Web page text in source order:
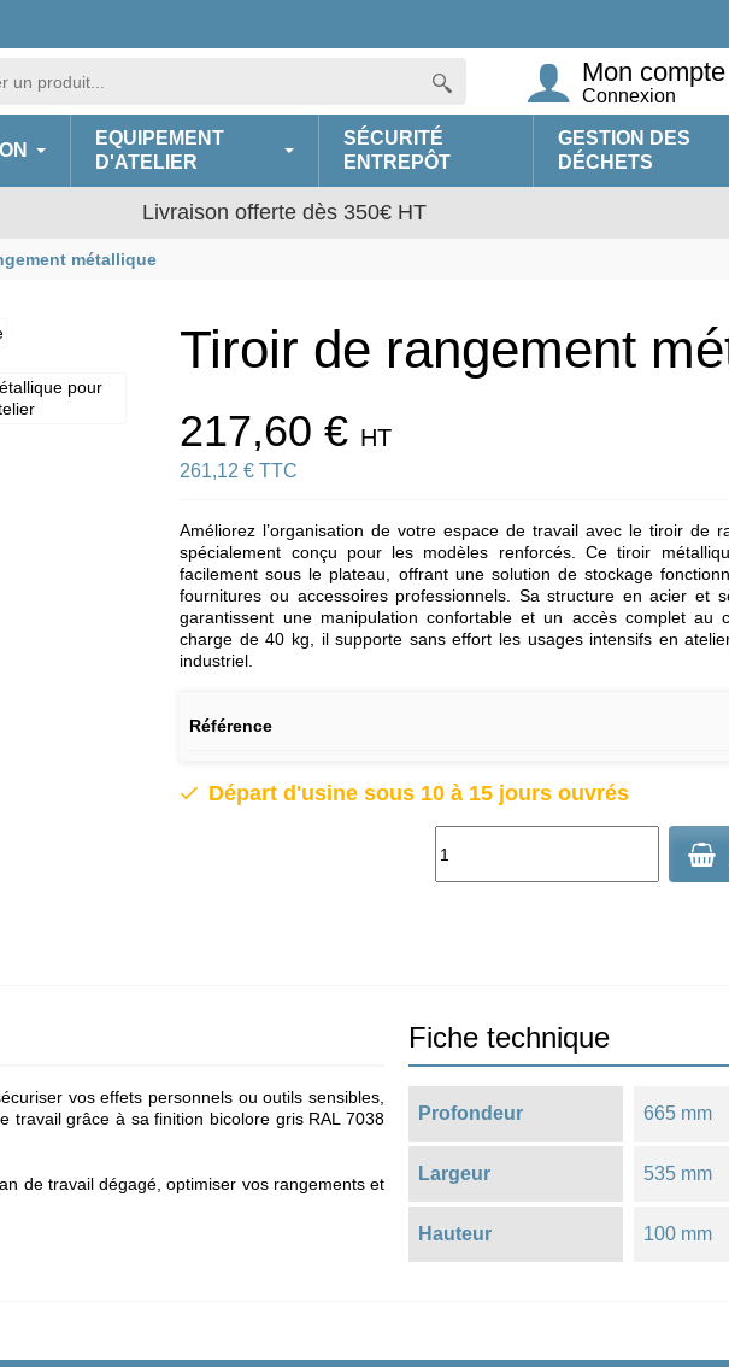
Mon compte
Connexion
EQUIPEMENT
D'ATELIER
SÉCURITÉ
ENTREPÔT
GESTION DES
DÉCHETS
Livraison offerte dès 350€ HT
métallique
Tiroir de rangement
217,60 € HT
261,12 € TTC
Améliorez l’organisation de votre espace de travail avec le tiroir de
spécialement conçu pour les modèles renforcés. Ce tiroir
facilement sous le plateau, offrant une solution de stockage
fournitures ou accessoires professionnels. Sa structure en acier et
garantissent une manipulation confortable et un accès complet au
charge de 40 kg, il supporte sans effort les usages intensifs en
industriel.
Référence
Départ d'usine sous 10 à 15 jours ouvrés
vos effets personnels ou outils sensibles,
travail grâce à sa finition bicolore gris RAL 7038
de travail dégagé, optimiser vos rangements et
Fiche technique
Profondeur 665 mm
Largeur 535 mm
Hauteur 100 mm